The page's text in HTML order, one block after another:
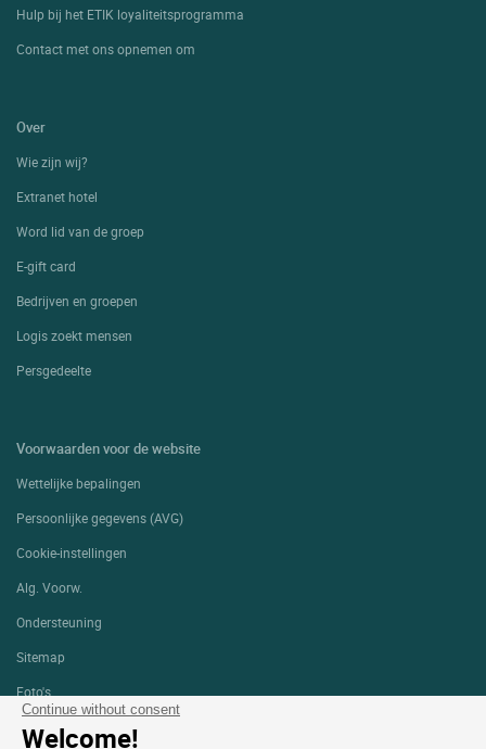
Continue without consent
Welcome!
Hulp bij het ETIK loyaliteitsprogramma
Contact met ons opnemen om
Over
Wie zijn wij?
Extranet hotel
Word lid van de groep
E-gift card
Bedrijven en groepen
Logis zoekt mensen
Persgedeelte
Voorwaarden voor de website
Wettelijke bepalingen
Persoonlijke gegevens (AVG)
Cookie-instellingen
Alg. Voorw.
Ondersteuning
Sitemap
Foto's